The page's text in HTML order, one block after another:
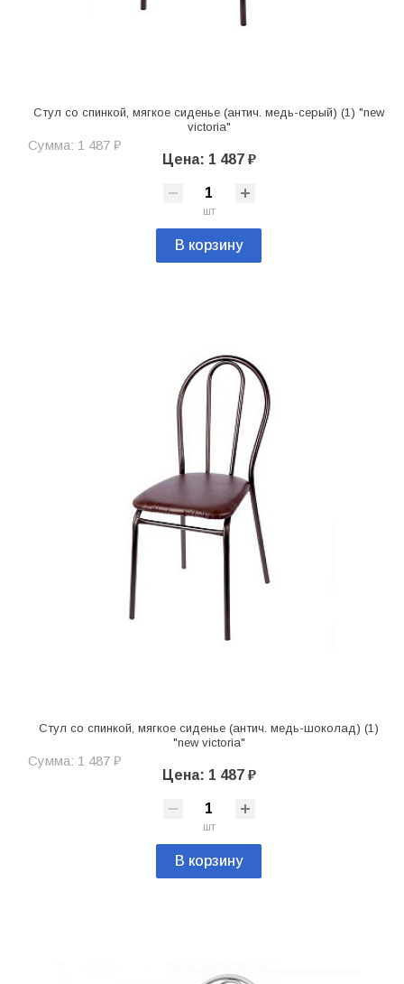
Стул со спинкой, мягкое сиденье (антич. медь-серый) (1) "new
victoria"
Сумма: 1 487 ₽
Цена: 1 487 ₽
шт
В корзину
Стул со спинкой, мягкое сиденье (антич. медь-шоколад) (1)
"new victoria"
Сумма: 1 487 ₽
Цена: 1 487 ₽
шт
В корзину